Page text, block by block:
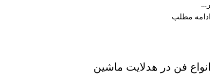
ر...
ادامه مطلب
انواع فن در هدلایت ماشین